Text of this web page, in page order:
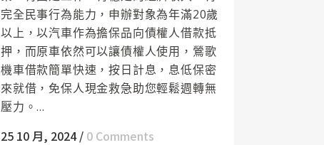
完全民事行為能力，申辦對象為年滿20歲
以上，以汽車作為擔保品向債權人借款抵
押，而原車依然可以讓債權人使用，鶯歌
機車借款簡單快速，按日計息，息低保密
來就借，免保人現金救急助您輕鬆週轉無
壓力。...
25 10 月, 2024/ 0 Comments